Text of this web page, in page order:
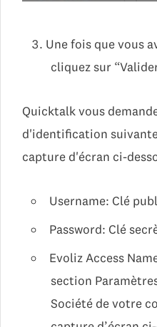
Une fois que vous
cliquez sur
Quicktalk vous
d'identification
capture d'écran ci-
Username: Clé
Password: Clé
Evoliz Access
section
Société de votre